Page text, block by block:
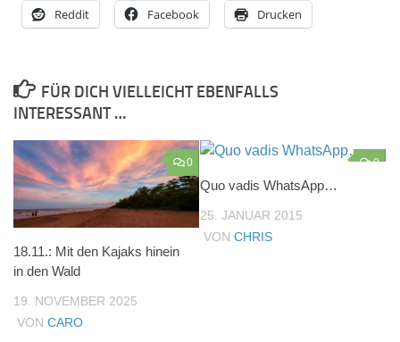
Reddit Facebook Drucken
FÜR DICH VIELLEICHT EBENFALLS
INTERESSANT …
0
18.11.: Mit den Kajaks hinein
in den Wald
19. NOVEMBER 2025
VON CARO
0
Quo vadis WhatsApp…
25. JANUAR 2015
VON CHRIS